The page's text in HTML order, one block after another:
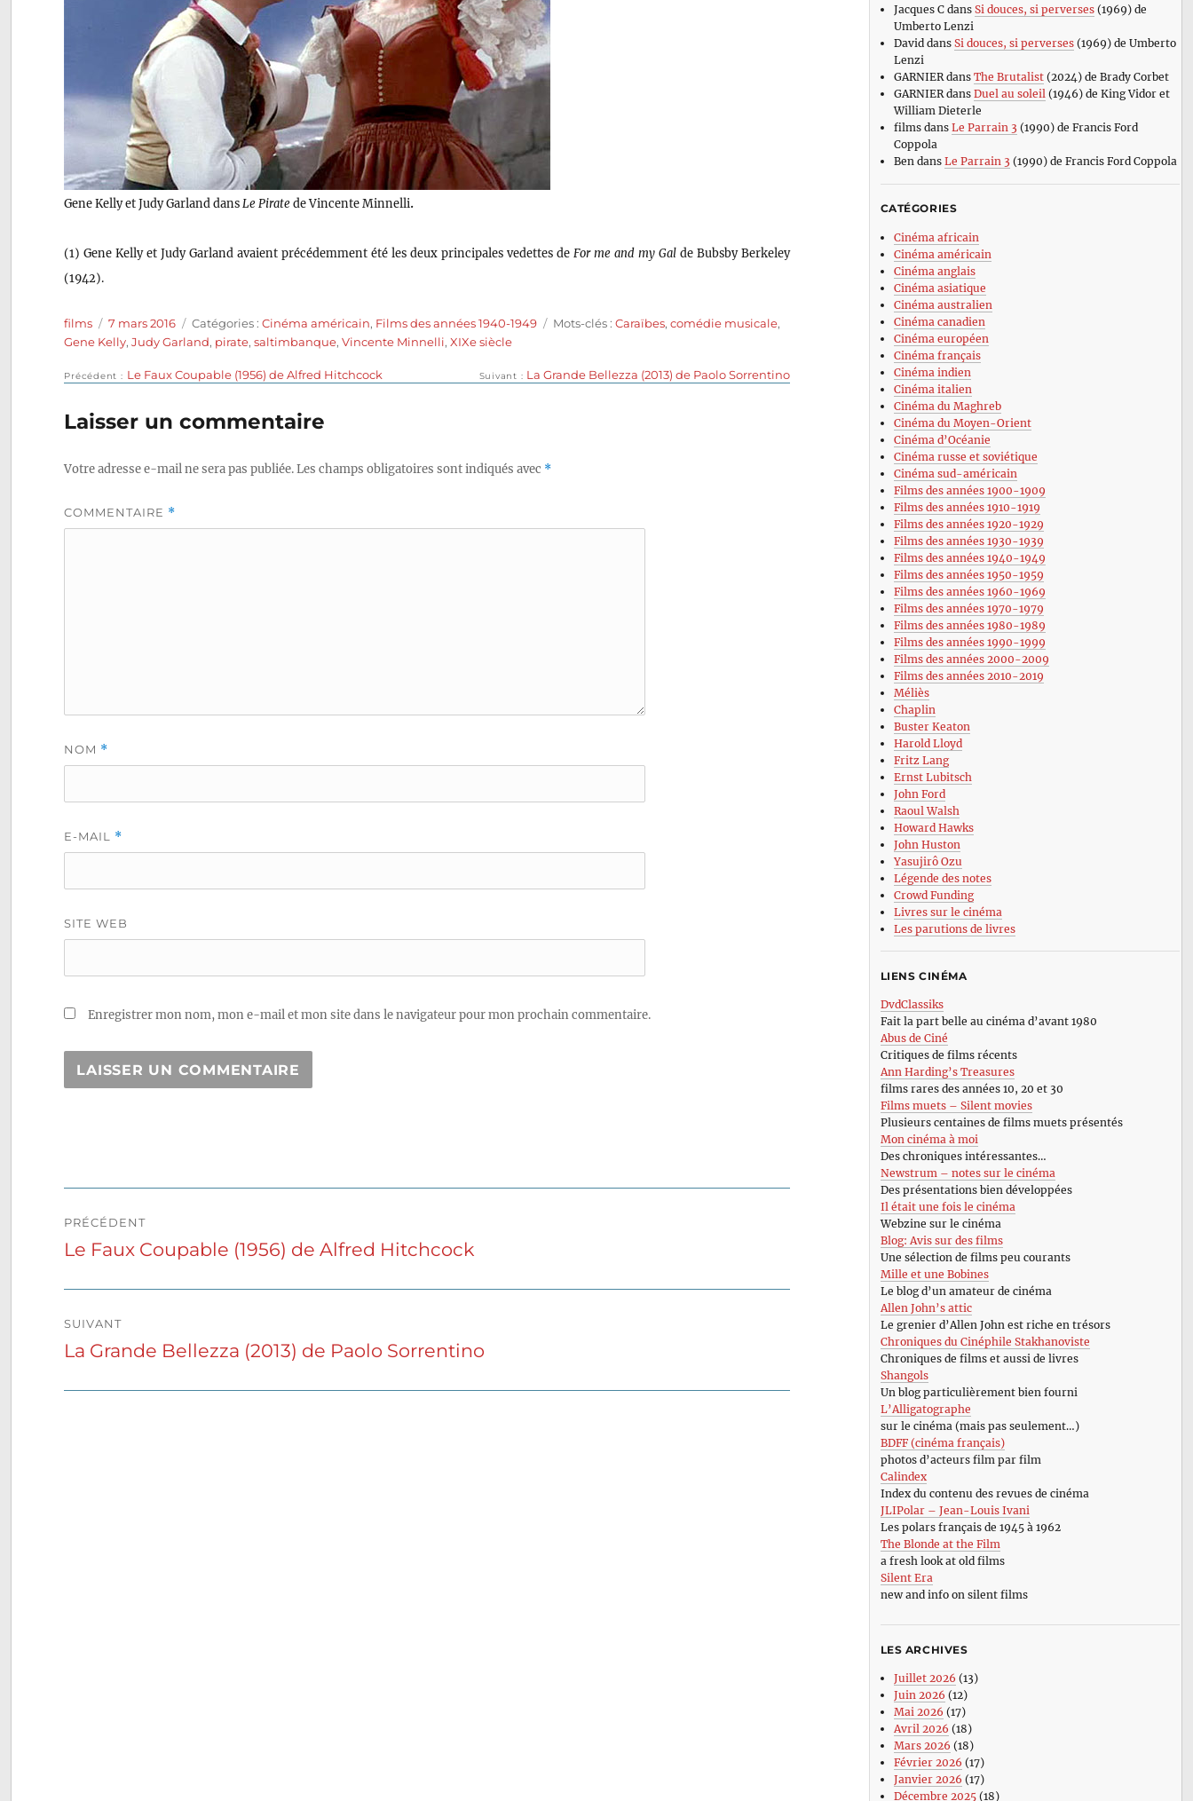
Gene Kelly et Judy Garland dans Le Piratede Vincente Minnelli.
(1) Gene Kelly et Judy Garland avaient précédemment été les deux principales vedettes de For me and my Gal de Bubsby Berkeley
(1942).
Auteur
films
Publié
le
7 mars 2016 Catégories
Catégories :Cinéma américain, Films des années 1940-1949 Étiquettes
Mots-clés :Caraïbes,comédie musicale,
Gene Kelly,Judy Garland, pirate,saltimbanque,Vincente Minnelli,XIXe siècle
Navigation
de
l’article
Précédent
Publication
Le Faux Coupable (1956) de Alfred Hitchcock Suivant
Publication
La Grande Bellezza (2013) de Paolo Sorrentino
Laisser un commentaire
Votre adresse e-mail ne sera pas publiée.Les champs obligatoires sont indiqués avec *
COMMENTAIRE *
NOM *
E-MAIL *
SITE WEB
Enregistrer mon nom, mon e-mail et mon site dans le navigateur pour mon prochain commentaire.
de
PRÉCÉDENT
Publication
Le Faux Coupable (1956) de Alfred Hitchcock
SUIVANT
Publication
La Grande Bellezza (2013) de Paolo Sorrentino
Jacques Cdans Si douces, si perverses(1969) de
Umberto Lenzi
David dans Si douces, si perverses(1969) de Umberto
Lenzi
GARNIERdans The Brutalist(2024) de Brady Corbet
GARNIERdans Duel au soleil (1946) de King Vidor et
William Dieterle
filmsdans Le Parrain 3 (1990) de Francis Ford
Coppola
Ben dans Le Parrain 3 (1990) de Francis Ford Coppola
CATÉGORIES
Cinéma africain
Cinéma américain
Cinéma anglais
Cinéma asiatique
Cinéma australien
Cinéma canadien
Cinéma européen
Cinéma français
Cinéma indien
Cinéma italien
Cinéma du Maghreb
Cinéma du Moyen-Orient
Cinéma d’Océanie
Cinéma russe et soviétique
Cinéma sud-américain
Films des années 1900-1909
Films des années 1910-1919
Films des années 1920-1929
Films des années 1930-1939
Films des années 1940-1949
Films des années 1950-1959
Films des années 1960-1969
Films des années 1970-1979
Films des années 1980-1989
Films des années 1990-1999
Films des années 2000-2009
Films des années 2010-2019
Méliès
Chaplin
Buster Keaton
Harold Lloyd
Fritz Lang
Ernst Lubitsch
John Ford
Raoul Walsh
Howard Hawks
John Huston
Yasujirô Ozu
Légende des notes
Crowd Funding
Livres sur le cinéma
Les parutions de livres
LIENS CINÉMA
DvdClassiks
Fait la part belle au cinéma d’avant 1980
Abus de Ciné
Critiques de films récents
Ann Harding’s Treasures
films rares des années 10, 20 et 30
Films muets – Silent movies
Plusieurs centaines de films muets présentés
Mon cinéma à moi
Des chroniques intéressantes…
Newstrum – notes sur le cinéma
Des présentations bien développées
Il était une fois le cinéma
Webzine sur le cinéma
Blog: Avis sur des films
Une sélection de films peu courants
Mille et une Bobines
Le blog d’un amateur de cinéma
Allen John’s attic
Le grenier d’Allen John est riche en trésors
Chroniques du Cinéphile Stakhanoviste
Chroniques de films et aussi de livres
Shangols
Un blog particulièrement bien fourni
L’Alligatographe
sur le cinéma (mais pas seulement…)
BDFF (cinéma français)
photos d’acteurs film par film
Calindex
Index du contenu des revues de cinéma
JLIPolar – Jean-Louis Ivani
Les polars français de 1945 à 1962
The Blonde at the Film
a fresh look at old films
Silent Era
new and info on silent films
LES ARCHIVES
Juillet 2026 (13)
Juin 2026 (12)
Mai 2026 (17)
Avril 2026 (18)
Mars 2026 (18)
Février 2026 (17)
Janvier 2026 (17)
Décembre 2025(18)